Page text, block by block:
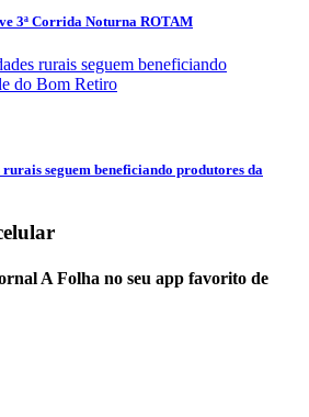
3ª Corrida Noturna ROTAM
seguem beneficiando produtores da
A Folha no seu app favorito de